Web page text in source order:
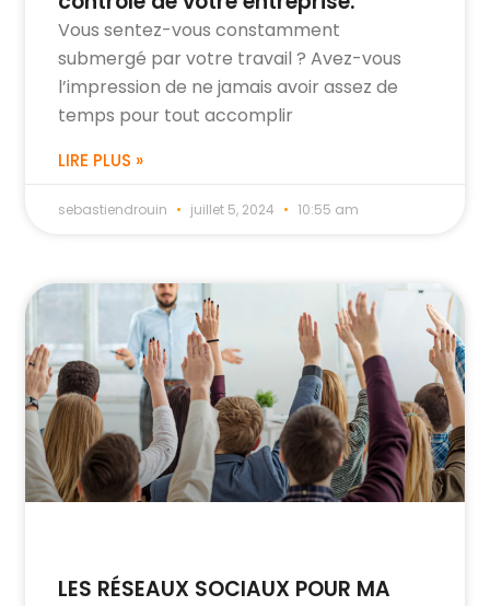
Vous sentez-vous constamment
submergé par votre travail ? Avez-vous
l’impression de ne jamais avoir assez de
temps pour tout accomplir
LIRE PLUS »
sebastiendrouin juillet 5, 2024 10:55 am
LES RÉSEAUX SOCIAUX POUR MA